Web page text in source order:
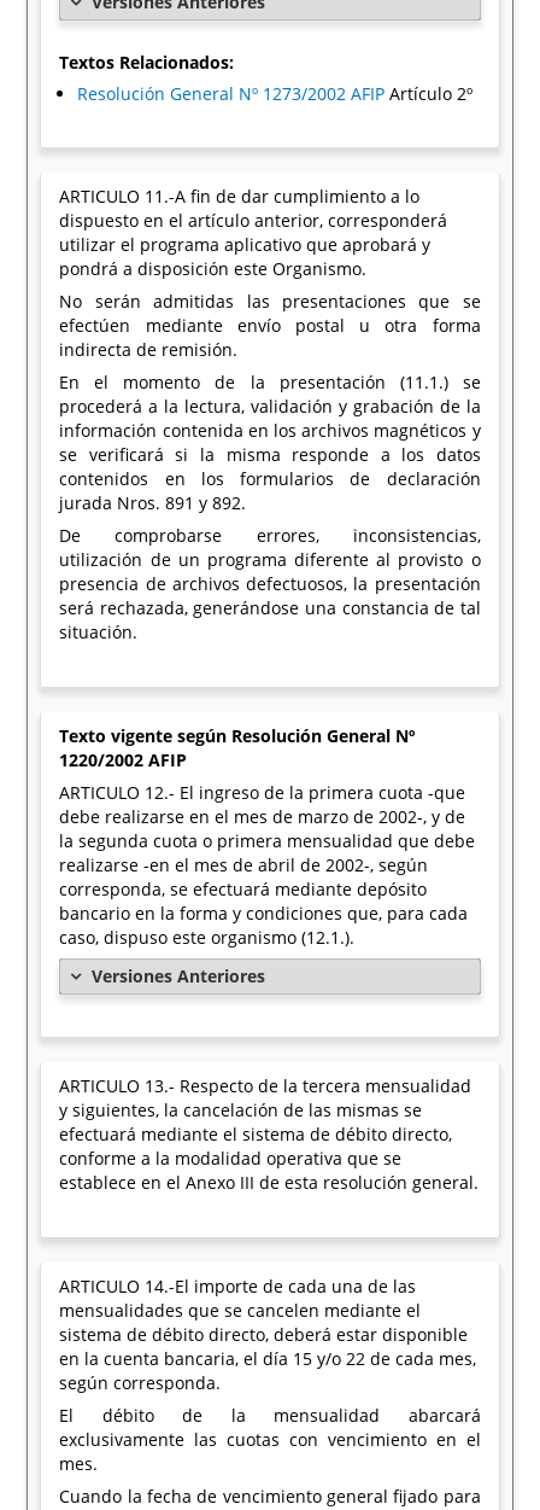
Textos Relacionados:
Resolución General Nº 1273/2002 AFIP Artículo 2º
ARTICULO 11.-A fin de dar cumplimiento a lo
dispuesto en el artículo anterior, corresponderá
utilizar el programa aplicativo que aprobará y
pondrá a disposición este Organismo.
No serán admitidas las presentaciones que se
efectúen mediante envío postal u otra forma
indirecta de remisión.
En el momento de la presentación (11.1.) se
procederá a la lectura, validación y grabación de la
información contenida en los archivos magnéticos y
se verificará si la misma responde a los datos
contenidos en los formularios de declaración
jurada Nros. 891 y 892.
De comprobarse errores, inconsistencias,
utilización de un programa diferente al provisto o
presencia de archivos defectuosos, la presentación
será rechazada, generándose una constancia de tal
situación.
Texto vigente según Resolución General Nº
1220/2002 AFIP
ARTICULO 12.- El ingreso de la primera cuota -que
debe realizarse en el mes de marzo de 2002-, y de
la segunda cuota o primera mensualidad que debe
realizarse -en el mes de abril de 2002-, según
corresponda, se efectuará mediante depósito
bancario en la forma y condiciones que, para cada
caso, dispuso este organismo (12.1.).
Versiones Anteriores
ARTICULO 13.- Respecto de la tercera mensualidad
y siguientes, la cancelación de las mismas se
efectuará mediante el sistema de débito directo,
conforme a la modalidad operativa que se
establece en el Anexo III de esta resolución general.
ARTICULO 14.-El importe de cada una de las
mensualidades que se cancelen mediante el
sistema de débito directo, deberá estar disponible
en la cuenta bancaria, el día 15 y/o 22 de cada mes,
según corresponda.
El débito de la mensualidad abarcará
exclusivamente las cuotas con vencimiento en el
mes.
Cuando la fecha de vencimiento general fijado para